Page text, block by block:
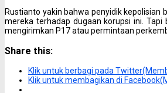
Rustianto yakin bahwa penyidik
mereka terhadap dugaan korupsi ini.
mengirimkan P17 atau permintaan
Share this:
Klik untuk berbagi pada
Klik untuk membagikan di